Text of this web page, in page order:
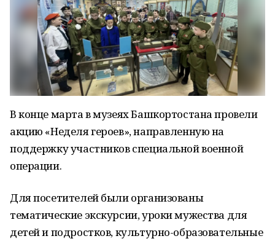
В конце марта в музеях Башкортостана провели
акцию «Неделя героев», направленную на
поддержку участников специальной военной
операции.
Для посетителей были организованы
тематические экскурсии, уроки мужества для
детей и подростков, культурно-образовательные